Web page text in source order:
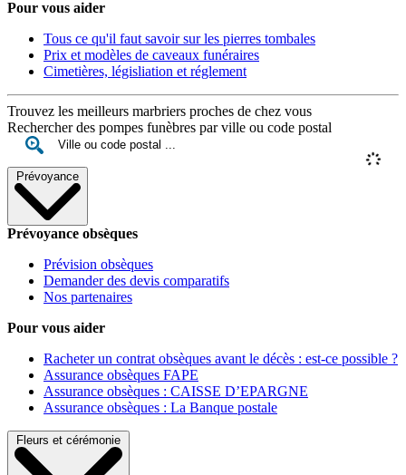
Pour vous aider
Tous ce qu'il faut savoir sur les pierres tombales
Prix et modèles de caveaux funéraires
Cimetières, législiation et réglement
Trouvez les meilleurs marbriers proches de chez vous
Rechercher des pompes funèbres par ville ou code postal
Prévoyance
Prévoyance obsèques
Prévision obsèques
Demander des devis comparatifs
Nos partenaires
Pour vous aider
Racheter un contrat obsèques avant le décès : est-ce possible ?
Assurance obsèques FAPE
Assurance obsèques : CAISSE D’EPARGNE
Assurance obsèques : La Banque postale
Fleurs et cérémonie